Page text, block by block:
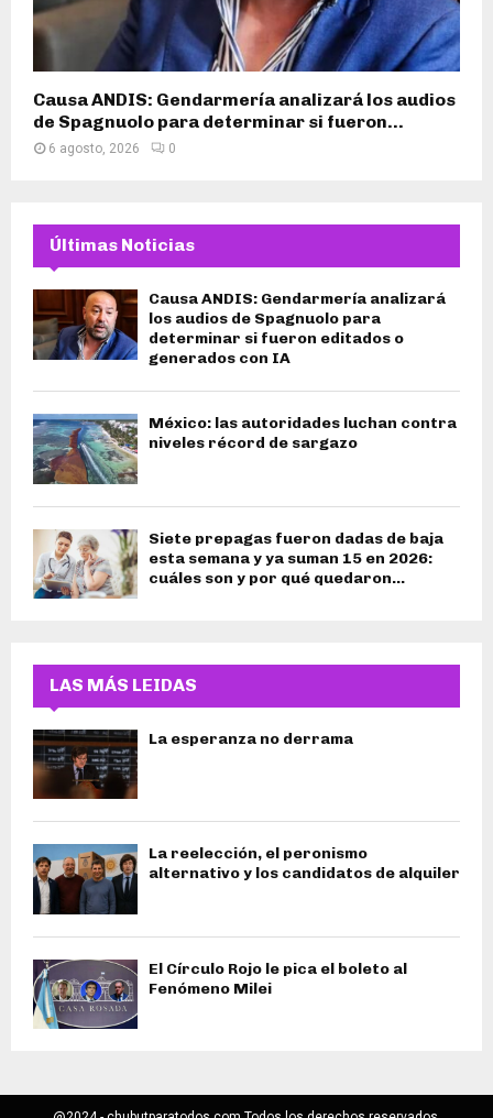
Causa ANDIS: Gendarmería analizará los audios
de Spagnuolo para determinar si fueron...
6 agosto, 2026 0
Últimas Noticias
Causa ANDIS: Gendarmería analizará
los audios de Spagnuolo para
determinar si fueron editados o
generados con IA
México: las autoridades luchan contra
niveles récord de sargazo
Siete prepagas fueron dadas de baja
esta semana y ya suman 15 en 2026:
cuáles son y por qué quedaron...
LAS MÁS LEIDAS
La esperanza no derrama
La reelección, el peronismo
alternativo y los candidatos de alquiler
El Círculo Rojo le pica el boleto al
Fenómeno Milei